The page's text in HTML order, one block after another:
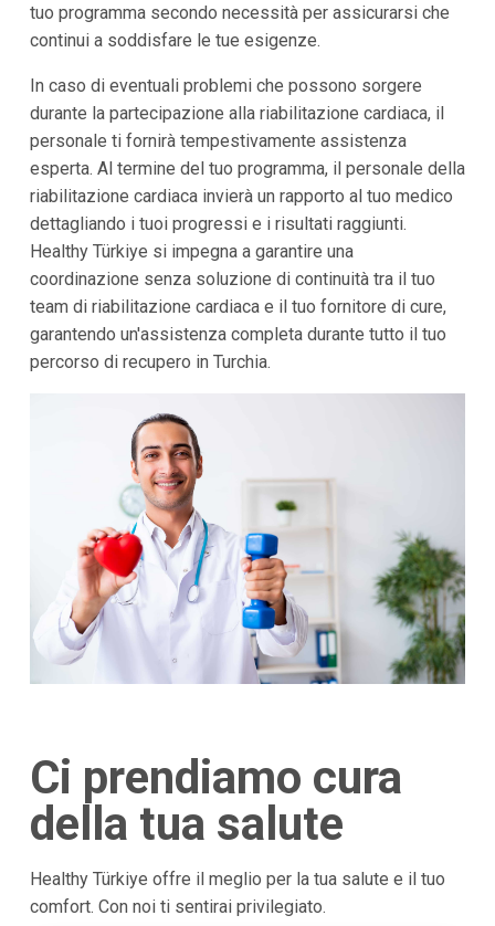
tuo programma secondo necessità per assicurarsi che
continui a soddisfare le tue esigenze.
In caso di eventuali problemi che possono sorgere
durante la partecipazione alla riabilitazione cardiaca, il
personale ti fornirà tempestivamente assistenza
esperta. Al termine del tuo programma, il personale della
riabilitazione cardiaca invierà un rapporto al tuo medico
dettagliando i tuoi progressi e i risultati raggiunti.
Healthy Türkiye si impegna a garantire una
coordinazione senza soluzione di continuità tra il tuo
team di riabilitazione cardiaca e il tuo fornitore di cure,
garantendo un'assistenza completa durante tutto il tuo
percorso di recupero in Turchia.
Ci prendiamo cura
della tua salute
Healthy Türkiye offre il meglio per la tua salute e il tuo
comfort. Con noi ti sentirai privilegiato.